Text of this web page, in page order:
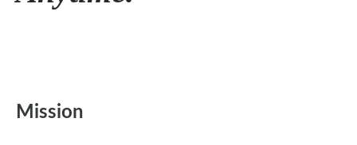
Mission